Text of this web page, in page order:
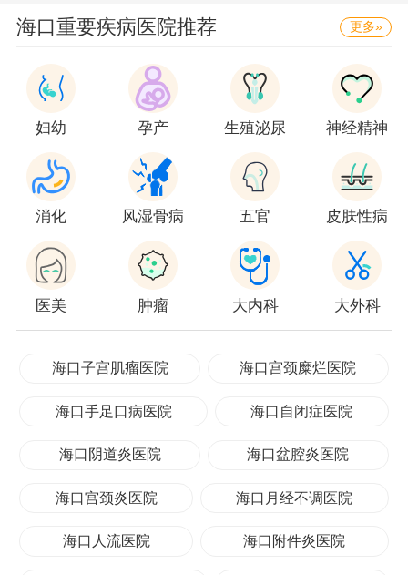
海口重要疾病医院推荐 更多»
妇幼 孕产 生殖泌尿 神经精神
消化 风湿骨病 五官 皮肤性病
医美 肿瘤 大内科 大外科
海口子宫肌瘤医院 海口宫颈糜烂医院
海口手足口病医院 海口自闭症医院
海口阴道炎医院 海口盆腔炎医院
海口宫颈炎医院 海口月经不调医院
海口人流医院 海口附件炎医院